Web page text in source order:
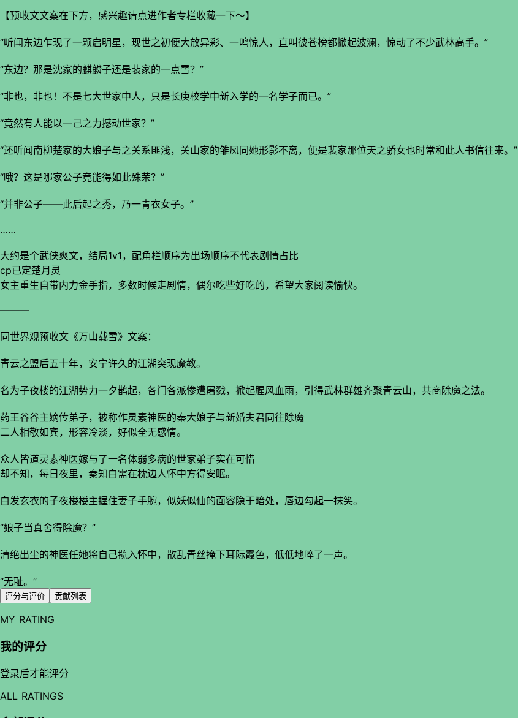
【预收文文案在下方，感兴趣请点进作者专栏收藏一下～】
“听闻东边乍现了一颗启明星，现世之初便大放异彩、一鸣惊人，直叫彼苍榜都掀起波澜，惊动了不少武林高手。”
“东边？那是沈家的麒麟子还是裴家的一点雪？”
“非也，非也！不是七大世家中人，只是长庚校学中新入学的一名学子而已。”
“竟然有人能以一己之力撼动世家？”
“还听闻南柳楚家的大娘子与之关系匪浅，关山家的雏凤同她形影不离，便是裴家那位天之骄女也时常和此人书信往来。”
“哦？这是哪家公子竟能得如此殊荣？”
“并非公子――此后起之秀，乃一青衣女子。”
……
大约是个武侠爽文，结局1v1，配角栏顺序为出场顺序不代表剧情占比
cp已定楚月灵
女主重生自带内力金手指，多数时候走剧情，偶尔吃些好吃的，希望大家阅读愉快。
―――
同世界观预收文《万山载雪》文案：
青云之盟后五十年，安宁许久的江湖突现魔教。
名为子夜楼的江湖势力一夕鹊起，各门各派惨遭屠戮，掀起腥风血雨，引得武林群雄齐聚青云山，共商除魔之法。
药王谷谷主嫡传弟子，被称作灵素神医的秦大娘子与新婚夫君同往除魔
二人相敬如宾，形容冷淡，好似全无感情。
众人皆道灵素神医嫁与了一名体弱多病的世家弟子实在可惜
却不知，每日夜里，秦知白需在枕边人怀中方得安眠。
白发玄衣的子夜楼楼主握住妻子手腕，似妖似仙的面容隐于暗处，唇边勾起一抹笑。
“娘子当真舍得除魔？”
清绝出尘的神医任她将自己揽入怀中，散乱青丝掩下耳际霞色，低低地啐了一声。
“无耻。”
评分与评价 贡献列表
MY RATING
我的评分
登录后才能评分
ALL RATINGS